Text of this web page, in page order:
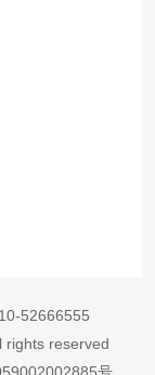
52666555
reserved
号